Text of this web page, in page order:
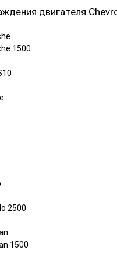
двигателя
1500
2500
1500